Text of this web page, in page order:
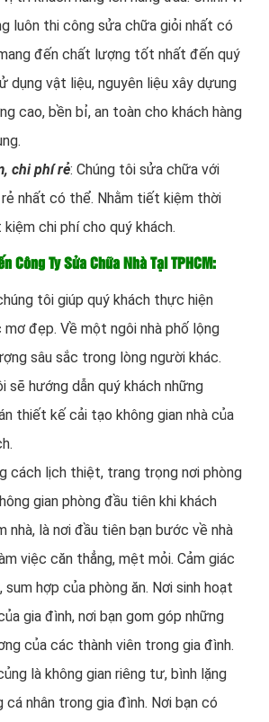
luôn thi công sửa chữa giỏi nhất có
đến chất lượng tốt nhất đến quý
dụng vật liệu, nguyên liệu xây dựung
cao, bền bỉ, an toàn cho khách hàng
chi phí rẻ: Chúng tôi sửa chữa với
nhất có thể. Nhằm tiết kiệm thời
chi phí cho quý khách.
Công Ty Sửa Chữa Nhà Tại TPHCM:
tôi giúp quý khách thực hiện
đẹp. Về một ngôi nhà phố lộng
sâu sắc trong lòng người khác.
sẽ hướng dẫn quý khách những
thiết kế cải tạo không gian nhà của
cách lịch thiệt, trang trọng nơi phòng
gian phòng đầu tiên khi khách
nhà, là nơi đầu tiên bạn bước về nhà
việc căn thẳng, mệt mỏi. Cảm giác
sum hợp của phòng ăn. Nơi sinh hoạt
gia đình, nơi bạn gom góp những
của các thành viên trong gia đình.
là không gian riêng tư, bình lặng
cá nhân trong gia đình. Nơi bạn có